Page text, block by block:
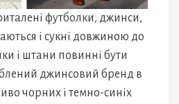
футболки, джинси,
і сукні довжиною до
і штани повинні бути
джинсовий бренд в
чорних і темно-синіх